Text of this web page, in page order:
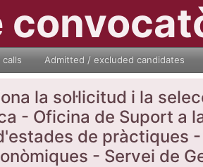
Admitted / excluded candidates
la sol·licitud i la
- Oficina de Suport a
de pràctiques
- Servei de